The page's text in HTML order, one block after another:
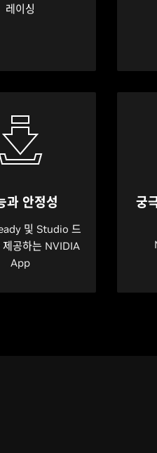
레이싱
과 안정성
및 Studio 드
제공하는 NVIDIA
App
궁